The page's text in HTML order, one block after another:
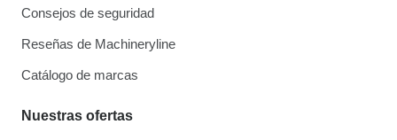
Consejos de seguridad
Reseñas de Machineryline
Catálogo de marcas
Nuestras ofertas